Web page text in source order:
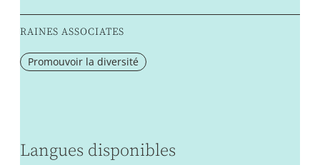
RAINES ASSOCIATES
Promouvoir la diversité
Langues disponibles